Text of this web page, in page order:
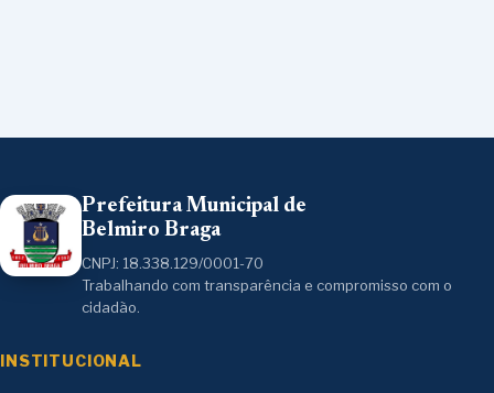
Prefeitura Municipal de
Belmiro Braga
CNPJ: 18.338.129/0001-70
Trabalhando com transparência e compromisso com o
cidadão.
INSTITUCIONAL